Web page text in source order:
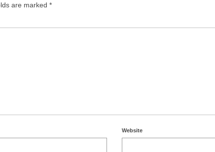
are marked *
Website